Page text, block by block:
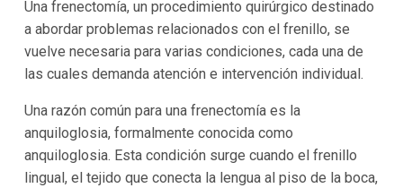
Una frenectomía, un procedimiento quirúrgico destinado
a abordar problemas relacionados con el frenillo, se
vuelve necesaria para varias condiciones, cada una de
las cuales demanda atención e intervención individual.
Una razón común para una frenectomía es la
anquiloglosia, formalmente conocida como
anquiloglosia. Esta condición surge cuando el frenillo
lingual, el tejido que conecta la lengua al piso de la boca,